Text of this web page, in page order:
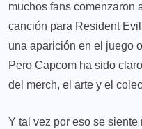
muchos fans comenzaron
canción para Resident
una aparición en el juego
Pero Capcom ha sido
del merch, el arte y el
Y tal vez por eso se siente